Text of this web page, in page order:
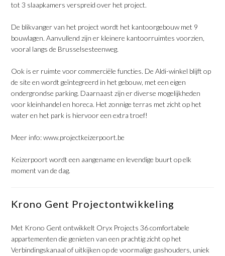
tot 3 slaapkamers verspreid over het project.
De blikvanger van het project wordt het kantoorgebouw met 9
bouwlagen. Aanvullend zijn er kleinere kantoorruimtes voorzien,
vooral langs de Brusselsesteenweg.
Ook is er ruimte voor commerciële functies. De Aldi-winkel blijft op
de site en wordt geïntegreerd in het gebouw, met een eigen
ondergrondse parking. Daarnaast zijn er diverse mogelijkheden
voor kleinhandel en horeca. Het zonnige terras met zicht op het
water en het park is hiervoor een extra troef!
Meer info:www.projectkeizerpoort.be
Keizerpoort wordt een aangename en levendige buurt op elk
moment van de dag.
Krono Gent Projectontwikkeling
Met Krono Gent ontwikkelt Oryx Projects 36 comfortabele
appartementen die genieten van een prachtig zicht op het
Verbindingskanaal of uitkijken op de voormalige gashouders, uniek